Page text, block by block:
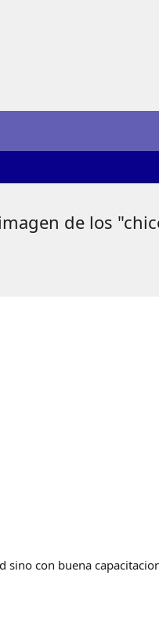
de los
con buena